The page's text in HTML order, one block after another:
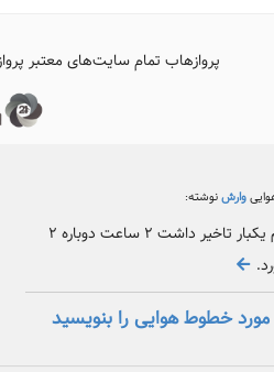
پروازهاب تمام سایت‌های معتبر
وارشنوشته:
بدترین پروازی که رفتم یکبار تاخیر داشت ۲ ساعت دوباره ۲
مورد خطوط هوایی را بنویسید